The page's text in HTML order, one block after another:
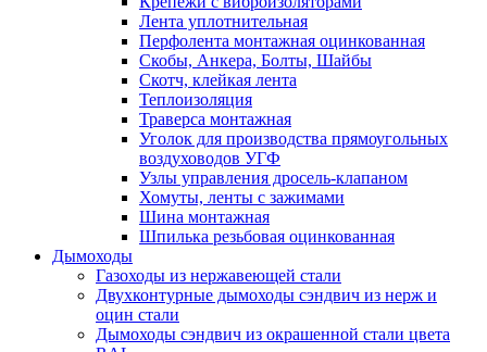
Лента уплотнительная
Перфолента монтажная оцинкованная
Скобы, Анкера, Болты, Шайбы
Скотч, клейкая лента
Теплоизоляция
Траверса монтажная
Уголок для производства прямоугольных
воздуховодов УГФ
Узлы управления дросель-клапаном
Хомуты, ленты с зажимами
Шина монтажная
Шпилька резьбовая оцинкованная
Дымоходы
Газоходы из нержавеющей стали
Двухконтурные дымоходы сэндвич из нерж и
оцин стали
Дымоходы сэндвич из окрашенной стали цвета